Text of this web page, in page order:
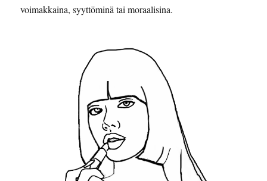
voimakkaina, syyttöminä tai moraalisina.